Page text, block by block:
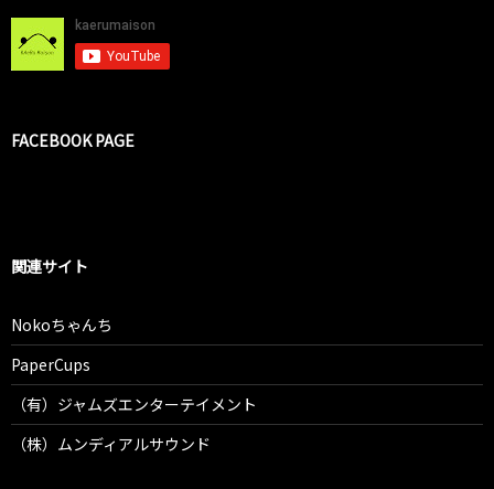
FACEBOOK PAGE
関連サイト
Nokoちゃんち
PaperCups
（有）ジャムズエンターテイメント
（株）ムンディアルサウンド